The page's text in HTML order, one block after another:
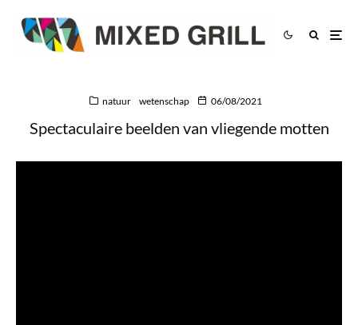
natuur wetenschap 06/08/2021
Spectaculaire beelden van vliegende motten